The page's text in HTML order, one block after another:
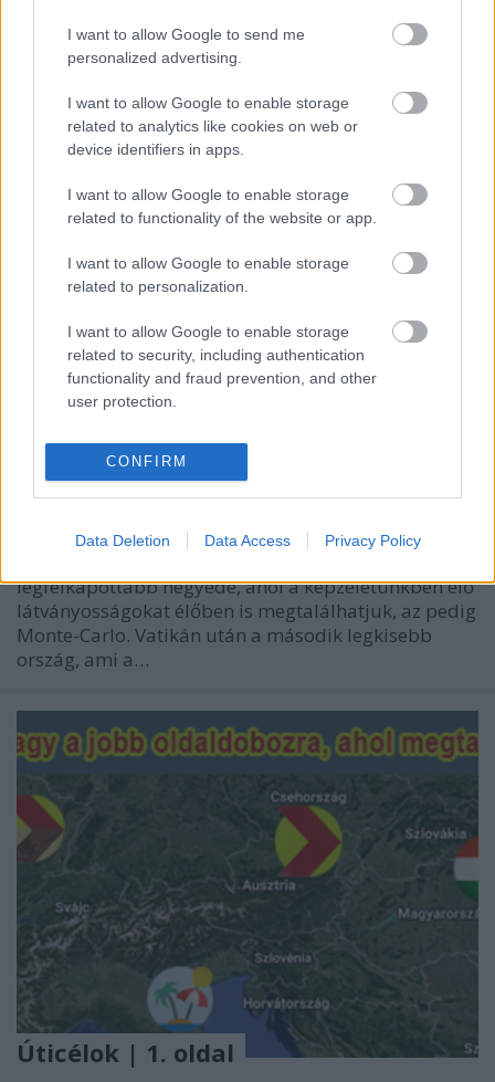
I want to allow Google to send me
personalized advertising.
I want to allow Google to enable storage
related to analytics like cookies on web or
device identifiers in apps.
I want to allow Google to enable storage
related to functionality of the website or app.
I want to allow Google to enable storage
related to personalization.
I want to allow Google to enable storage
related to security, including authentication
functionality and fraud prevention, and other
user protection.
CONFIRM
Data Deletion Data Access Privacy Policy
Monte-Carlóval csak nyerni lehet
Ingyenes virtuális nyaralás luxus körülmények
Publikus Team•2017. április 20.
szerencsejáték, ékszer- és divatüzletek, ez mind
legfelkapottabb negyede, ahol a képzeletünkben élő
látványosságokat élőben is megtalálhatjuk, az pedig
Monte-Carlo. Vatikán után a második legkisebb
ország, ami a…
Úticélok | 1. oldal